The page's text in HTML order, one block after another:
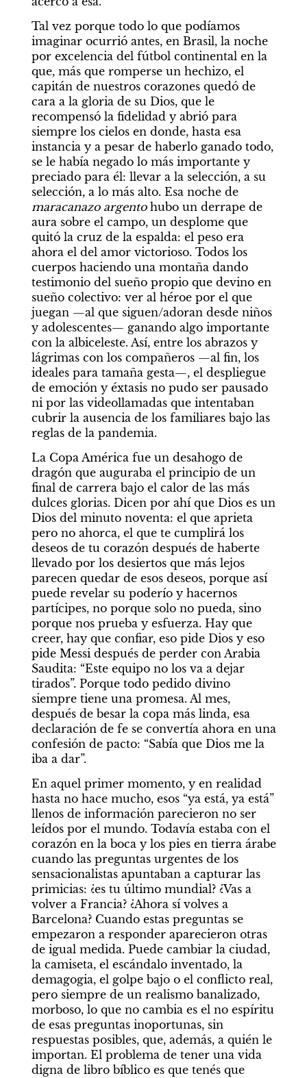
Tal vez porque todo lo que podíamos
imaginar ocurrió antes, en Brasil, la noche
por excelencia del fútbol continental en la
que, más que romperse un hechizo, el
capitán de nuestros corazones quedó de
cara a la gloria de su Dios, que le
recompensó la fidelidad y abrió para
siempre los cielos en donde, hasta esa
instancia y a pesar de haberlo ganado todo,
se le había negado lo más importante y
preciado para él: llevar a la selección, a su
selección, a lo más alto. Esa noche de
maracanazo argento hubo un derrape de
aura sobre el campo, un desplome que
quitó la cruz de la espalda: el peso era
ahora el del amor victorioso. Todos los
cuerpos haciendo una montaña dando
testimonio del sueño propio que devino en
sueño colectivo: ver al héroe por el que
juegan —al que siguen/adoran desde niños
y adolescentes— ganando algo importante
con la albiceleste. Así, entre los abrazos y
lágrimas con los compañeros —al fin, los
ideales para tamaña gesta—, el despliegue
de emoción y éxtasis no pudo ser pausado
ni por las videollamadas que intentaban
cubrir la ausencia de los familiares bajo las
reglas de la pandemia.
La Copa América fue un desahogo de
dragón que auguraba el principio de un
final de carrera bajo el calor de las más
dulces glorias. Dicen por ahí que Dios es un
Dios del minuto noventa: el que aprieta
pero no ahorca, el que te cumplirá los
deseos de tu corazón después de haberte
llevado por los desiertos que más lejos
parecen quedar de esos deseos, porque así
puede revelar su poderío y hacernos
partícipes, no porque solo no pueda, sino
porque nos prueba y esfuerza. Hay que
creer, hay que confiar, eso pide Dios y eso
pide Messi después de perder con Arabia
Saudita: “Este equipo no los va a dejar
tirados”. Porque todo pedido divino
siempre tiene una promesa. Al mes,
después de besar la copa más linda, esa
declaración de fe se convertía ahora en una
confesión de pacto: “Sabía que Dios me la
iba a dar”.
En aquel primer momento, y en realidad
hasta no hace mucho, esos “ya está, ya está”
llenos de información parecieron no ser
leídos por el mundo. Todavía estaba con el
corazón en la boca y los pies en tierra árabe
cuando las preguntas urgentes de los
sensacionalistas apuntaban a capturar las
primicias: ¿es tu último mundial? ¿Vas a
volver a Francia? ¿Ahora sí volves a
Barcelona? Cuando estas preguntas se
empezaron a responder aparecieron otras
de igual medida. Puede cambiar la ciudad,
la camiseta, el escándalo inventado, la
demagogia, el golpe bajo o el conflicto real,
pero siempre de un realismo banalizado,
morboso, lo que no cambia es el no espíritu
de esas preguntas inoportunas, sin
respuestas posibles, que, además, a quién le
importan. El problema de tener una vida
digna de libro bíblico es que tenés que